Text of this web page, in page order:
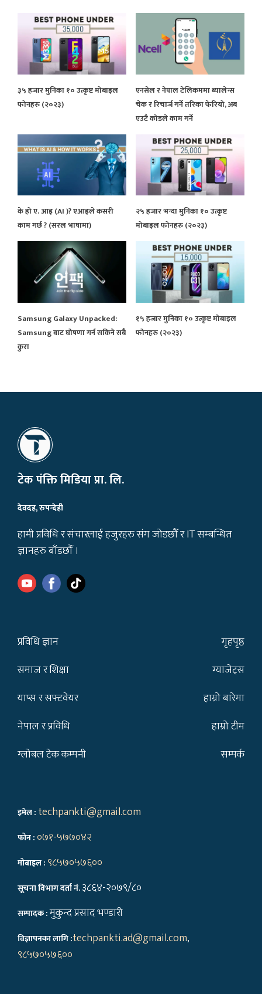
३५ हजार मुनिका १० उत्कृष्ट मोबाइल
फोनहरु (२०२३)
एनसेल र नेपाल टेलिकममा ब्यालेन्स
चेक र रिचार्ज गर्ने तरिका फेरियो, अब
एउटै कोडले काम गर्ने
के हो ए. आइ (AI )? एआइले कसरी
काम गर्छ ? (सरल भाषामा)
२५ हजार भन्दा मुनिका १० उत्कृष्ट
मोबाइल फोनहरु (२०२३)
Samsung Galaxy Unpacked:
Samsung बाट घोषणा गर्न सकिने सबै
कुरा
१५ हजार मुनिका १० उत्कृष्ट मोबाइल
फोनहरु (२०२३)
टेक पंक्ति मिडिया प्रा. लि.
देवदह, रुपन्देही
हामी प्रविधि र संचारलाई हजुरहरु संग जोडछौँ र IT सम्बन्धित
ज्ञानहरु बाँडछौँ ।
प्रविधि ज्ञान
समाज र शिक्षा
याप्स र सफ्टवेयर
नेपाल र प्रविधि
ग्लोबल टेक कम्पनी
गृहपृष्ठ
ग्याजेट्स
हाम्रो बारेमा
हाम्रो टीम
सम्पर्क
इमेल : techpankti@gmail.com
फोन : ०७१-५७७०४२
मोबाइल : ९८५७०५७६००
सूचना विभाग दर्ता नं.३८६४-२०७९/८०
सम्पादक :मुकुन्द प्रसाद भण्डारी
विज्ञापनका लागि :techpankti.ad@gmail.com,
९८५७०५७६००